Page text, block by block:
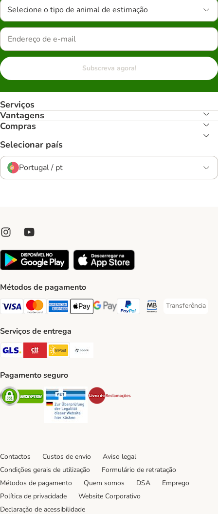
Selecione o tipo de animal de estimação
Subscreva agora!
Serviços
Vantagens
Compras
Selecionar país
Portugal / pt
Métodos de pagamento
Visa Payment Method
Mastercard Payment Method
American Express Payment Method
Apple Pay Payment Method
Google Pay Payment Method
PayPal Payment Method
Multibanco Payment
Transferência
Transferência
Serviços de entrega
GLS Shipping Method
CTTExpress Shipping Method
InPost Shipping Method
Pagamento seguro
Security Security
Contactos Custos de envio
Aviso legal
Condições gerais de utilização
Formulário de retratação
Métodos de pagamento
Quem somos DSA
Emprego
Política de privacidade
Website Corporativo
Declaração de acessibilidade